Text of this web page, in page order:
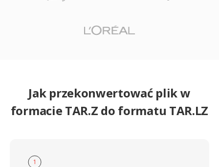
Jak przekonwertować plik w
formacie TAR.Z do formatu TAR.LZ
1